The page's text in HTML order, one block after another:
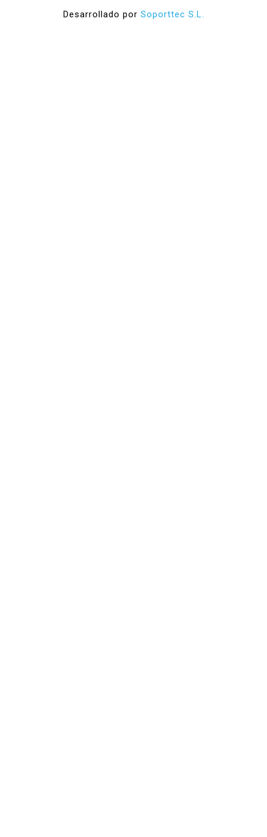
Desarrollado por Soporttec S.L.